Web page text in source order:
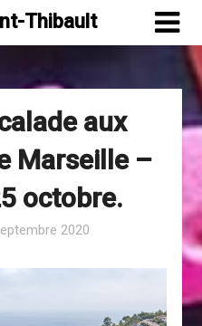
Thibault
aux
Marseille –
octobre.
2020